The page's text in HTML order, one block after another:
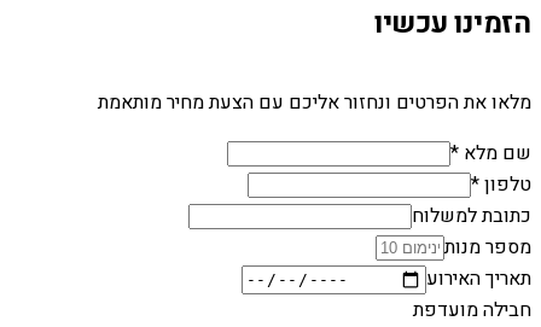
הזמינו עכשיו
מלאו את הפרטים ונחזור אליכם עם הצעת מחיר מותאמת
שם מלא *
טלפון *
כתובת למשלוח
מספר מנות
תאריך האירוע
חבילה מועדפת